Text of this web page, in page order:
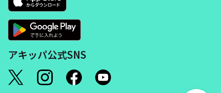
アキッパ公式SNS